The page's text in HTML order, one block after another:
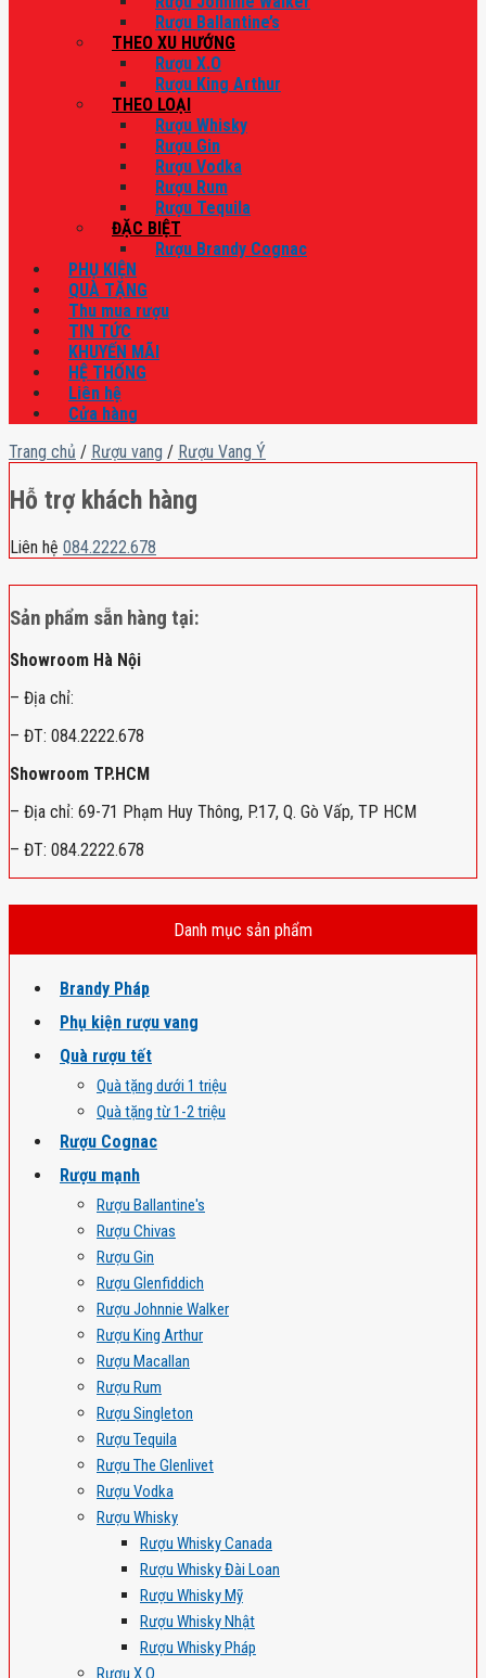
Rượu Ballantine’s
THEO XU HƯỚNG
Rượu X.O
Rượu King Arthur
THEO LOẠI
Rượu Whisky
Rượu Gin
Rượu Vodka
Rượu Rum
Rượu Tequila
ĐẶC BIỆT
Rượu Brandy Cognac
PHỤ KIỆN
QUÀ TẶNG
Thu mua rượu
TIN TỨC
KHUYẾN MÃI
HỆ THỐNG
Liên hệ
Cửa hàng
Trang chủ / Rượu vang / Rượu Vang Ý
Hỗ trợ khách hàng
Liên hệ 084.2222.678
Sản phẩm sẵn hàng tại:
Showroom Hà Nội
– Địa chỉ:
– ĐT: 084.2222.678
Showroom TP.HCM
– Địa chỉ: 69-71 Phạm Huy Thông, P.17, Q. Gò Vấp, TP HCM
– ĐT: 084.2222.678
Danh mục sản phẩm
Brandy Pháp
Phụ kiện rượu vang
Quà rượu tết
Quà tặng dưới 1 triệu
Quà tặng từ 1-2 triệu
Rượu Cognac
Rượu mạnh
Rượu Ballantine's
Rượu Chivas
Rượu Gin
Rượu Glenfiddich
Rượu Johnnie Walker
Rượu King Arthur
Rượu Macallan
Rượu Rum
Rượu Singleton
Rượu Tequila
Rượu The Glenlivet
Rượu Vodka
Rượu Whisky
Rượu Whisky Canada
Rượu Whisky Đài Loan
Rượu Whisky Mỹ
Rượu Whisky Nhật
Rượu Whisky Pháp
Rượu X.O